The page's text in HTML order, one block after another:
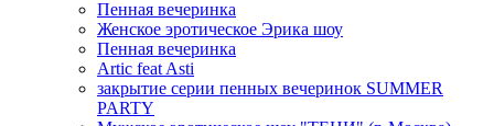
Пенная вечеринка
Женское эротическое Эрика шоу
Пенная вечеринка
Artic feat Asti
закрытие серии пенных вечеринок SUMMER
PARTY